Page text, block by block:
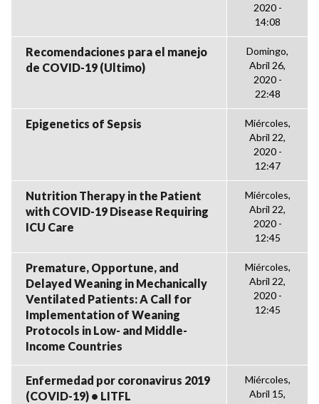
2020 -
14:08
Recomendaciones para el manejo
de COVID-19 (Ultimo)
Domingo,
Abril 26,
2020 -
22:48
Epigenetics of Sepsis
Miércoles,
Abril 22,
2020 -
12:47
Nutrition Therapy in the Patient
with COVID-19 Disease Requiring
ICU Care
Miércoles,
Abril 22,
2020 -
12:45
Premature, Opportune, and
Delayed Weaning in Mechanically
Ventilated Patients: A Call for
Implementation of Weaning
Protocols in Low- and Middle-
Income Countries
Miércoles,
Abril 22,
2020 -
12:45
Enfermedad por coronavirus 2019
(COVID-19) • LITFL
Miércoles,
Abril 15,